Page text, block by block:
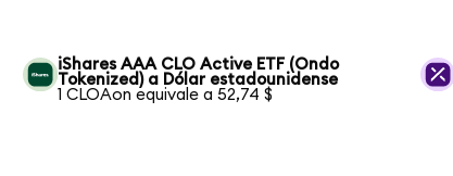
iShares AAA CLO Active ETF (Ondo
Tokenized) a Dólar estadounidense
1 CLOAon equivale a 52,74 $